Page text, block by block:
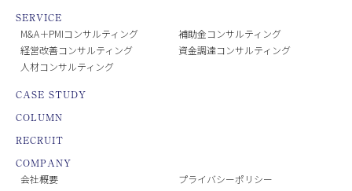
SERVICE
M&A＋PMIコンサルティング
補助金コンサルティング
経営改善コンサルティング
資金調達コンサルティング
人材コンサルティング
CASE STUDY
COLUMN
RECRUIT
COMPANY
会社概要 プライバシーポリシー